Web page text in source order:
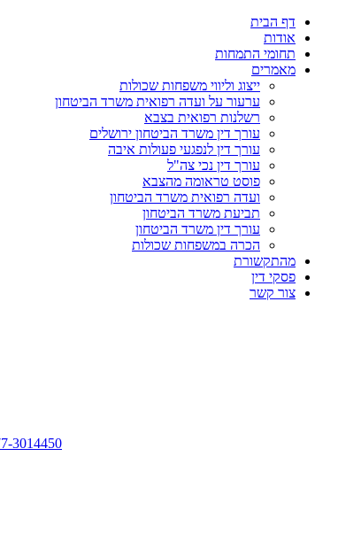
דף הבית
אודות
תחומי התמחות
מאמרים
ייצוג וליווי משפחות שכולות
ערעור על ועדה רפואית משרד הביטחון
רשלנות רפואית בצבא
עורך דין משרד הביטחון ירושלים
עורך דין לנפגעי פעולות איבה
עורך דין נכי צה"ל
פוסט טראומה מהצבא
ועדה רפואית משרד הביטחון
תביעת משרד הביטחון
עורך דין משרד הביטחון
הכרה במשפחות שכולות
מהתקשורת
פסקי דין
צור קשר
3014450